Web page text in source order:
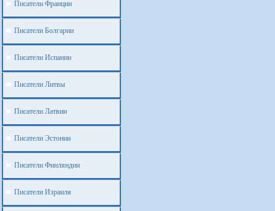
Писатели Франции
Писатели Болгарии
Писатели Испании
Писатели Литвы
Писатели Латвии
Писатели Эстонии
Писатели Финляндии
Писатели Израиля